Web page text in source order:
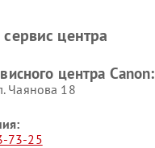
центра
центра Canon:
Чаянова 18
73-25